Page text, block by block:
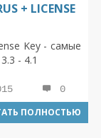
+ LICENSE
Key - самые
- 4.1
0
ПОЛНОСТЬЮ